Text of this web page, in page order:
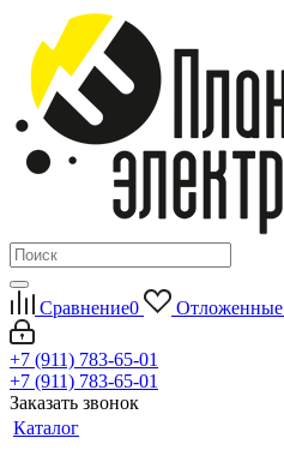
Сравнение0 Отложенные
+7 (911) 783-65-01
+7 (911) 783-65-01
Заказать звонок
Каталог